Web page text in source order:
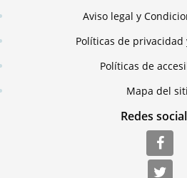
Aviso legal y
Políticas de privacidad
Políticas de
Mapa del
Redes